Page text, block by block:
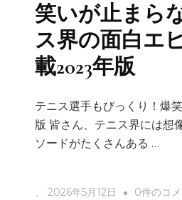
動
の
瞬
間
ス
の
笑いが止まら
ス界の面白エ
載2023年版
テニス選手もびっくり！爆
版 皆さん、テニス界には想
ソードがたくさんある …
、 2026年5月12日 笑
0件のコメ